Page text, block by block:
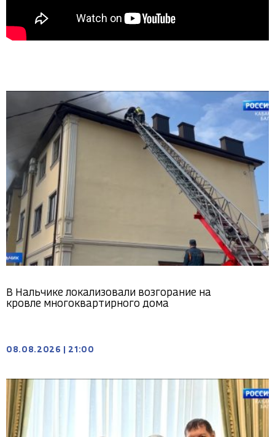
В Нальчике локализовали возгорание на
кровле многоквартирного дома
08.08.2026 21:00